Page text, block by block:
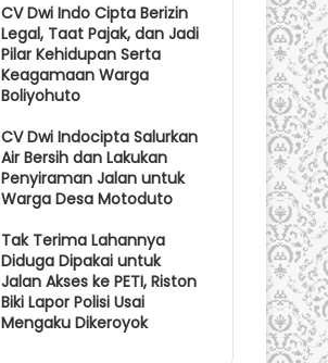
CV Dwi Indo Cipta Berizin
Legal, Taat Pajak, dan Jadi
Pilar Kehidupan Serta
Keagamaan Warga
Boliyohuto
CV Dwi Indocipta Salurkan
Air Bersih dan Lakukan
Penyiraman Jalan untuk
Warga Desa Motoduto
Tak Terima Lahannya
Diduga Dipakai untuk
Jalan Akses ke PETI, Riston
Biki Lapor Polisi Usai
Mengaku Dikeroyok